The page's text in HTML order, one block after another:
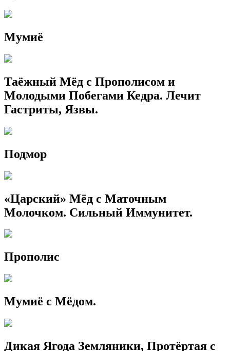
Мумиё
Таёжный Мёд с Прополисом и
Молодыми Побегами Кедра. Лечит
Гастриты, Язвы.
Подмор
«Царский» Мёд с Маточным
Молочком. Сильный Иммунитет.
Прополис
Мумиё с Мёдом.
Дикая Ягода Земляники, Протёртая с